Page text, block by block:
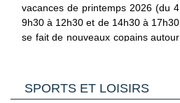
vacances de printemps 2026 (du
9h30 à 12h30 et de 14h30 à
se fait de nouveaux copains
et fun encadré par notre
attentionné. Grand jeu,
vacances !
SPORTS ET LOISIRS